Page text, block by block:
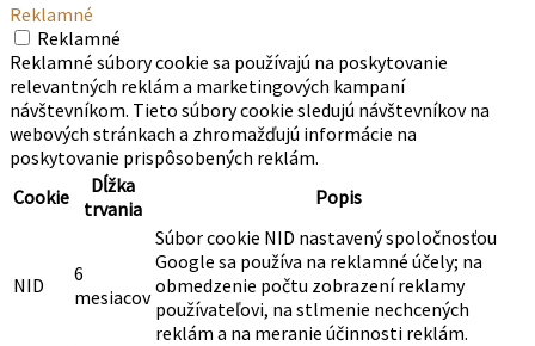
Reklamné
Reklamné
Reklamné súbory cookie sa používajú na poskytovanie
relevantných reklám a marketingových kampaní
návštevníkom. Tieto súbory cookie sledujú návštevníkov na
webových stránkach a zhromažďujú informácie na
poskytovanie prispôsobených reklám.
Cookie
Dĺžka
trvania
Popis
NID
6
mesiacov
Súbor cookie NID nastavený spoločnosťou
Google sa používa na reklamné účely; na
obmedzenie počtu zobrazení reklamy
používateľovi, na stlmenie nechcených
reklám a na meranie účinnosti reklám.